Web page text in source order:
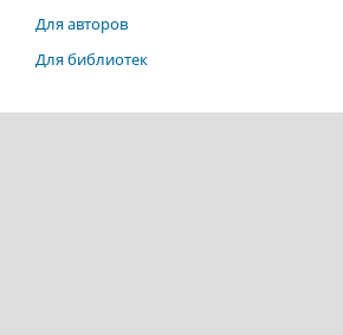
Для авторов
Для библиотек